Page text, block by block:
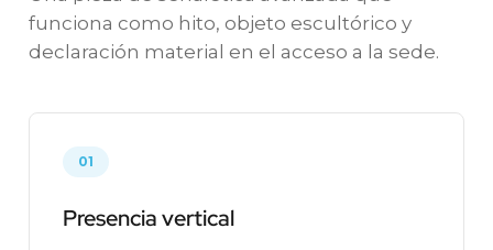
funciona como hito, objeto escultórico y
declaración material en el acceso a la sede.
01
Presencia vertical